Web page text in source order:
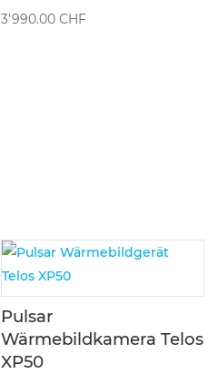
3'990.00 CHF
Pulsar
Wärmebildkamera Telos
XP50